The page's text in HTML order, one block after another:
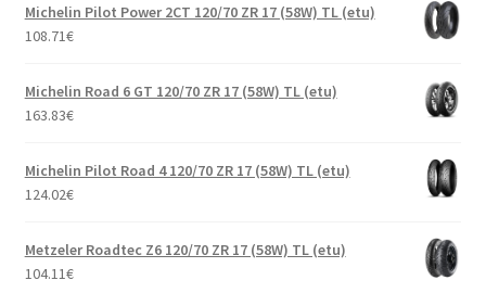
Michelin Pilot Power 2CT 120/70 ZR 17 (58W) TL (etu)
108.71€
Michelin Road 6 GT 120/70 ZR 17 (58W) TL (etu)
163.83€
Michelin Pilot Road 4 120/70 ZR 17 (58W) TL (etu)
124.02€
Metzeler Roadtec Z6 120/70 ZR 17 (58W) TL (etu)
104.11€